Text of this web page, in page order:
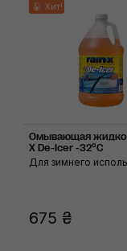
Хит!
Омывающая
X De-Icer -32°C
Для зимнего
675 ₴